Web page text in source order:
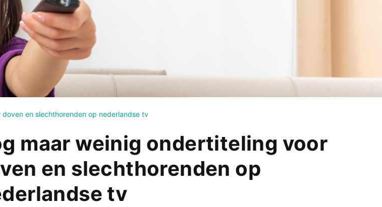
en slechthorenden op nederlandse tv
maar weinig ondertiteling voor
en slechthorenden op
tv